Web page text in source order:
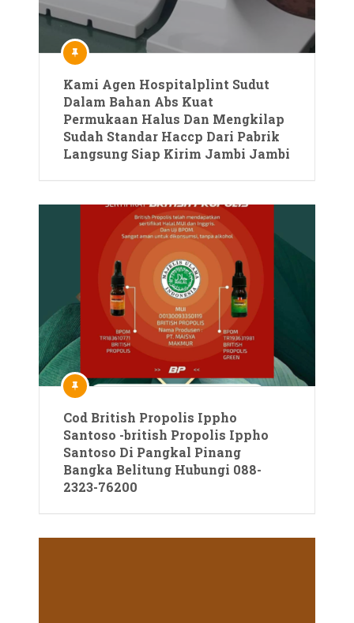
Kami Agen Hospitalplint Sudut
Dalam Bahan Abs Kuat
Permukaan Halus Dan Mengkilap
Sudah Standar Haccp Dari Pabrik
Langsung Siap Kirim Jambi Jambi
Cod British Propolis Ippho
Santoso -british Propolis Ippho
Santoso Di Pangkal Pinang
Bangka Belitung Hubungi 088-
2323-76200